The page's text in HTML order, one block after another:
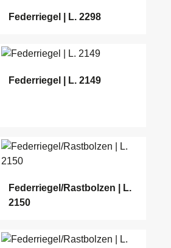
Federriegel | L. 2298
Federriegel | L. 2149
Federriegel/Rastbolzen | L.
2150